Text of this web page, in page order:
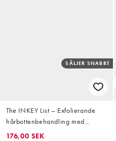
SÄLJER SNABBT
The INKEY List – Exfolierande
hårbottenbehandling med
salicylsyra 150 ml
176,00 SEK